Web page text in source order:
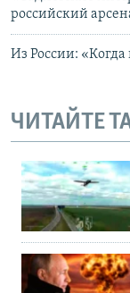
российский
Из России:
ЧИТАЙТЕ